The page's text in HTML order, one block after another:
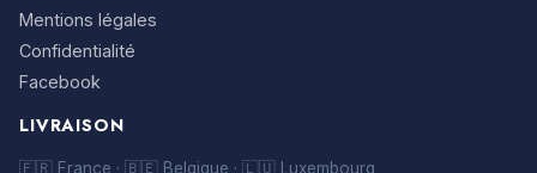
Mentions légales
Confidentialité
Facebook
LIVRAISON
🇫🇷 France · 🇧🇪 Belgique · 🇱🇺 Luxembourg